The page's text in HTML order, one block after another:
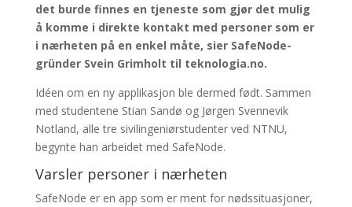
det burde finnes en tjeneste som gjør det mulig
å komme i direkte kontakt med personer som er
i nærheten på en enkel måte, sier SafeNode-
gründer Svein Grimholt til teknologia.no.
Idéen om en ny applikasjon ble dermed født. Sammen
med studentene Stian Sandø og Jørgen Svennevik
Notland, alle tre sivilingeniørstudenter ved NTNU,
begynte han arbeidet med SafeNode.
Varsler personer i nærheten
SafeNode er en app som er ment for nødssituasjoner,